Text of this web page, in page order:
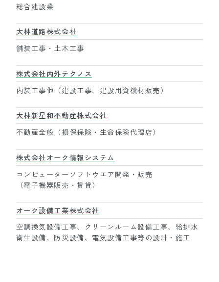
総合建設業
大林道路株式会社
舗装工事・土木工事
株式会社内外テクノス
内装工事他（建設工事、建設用資機材販売）
大林新星和不動産株式会社
不動産全般（損保保険・生命保険代理店）
株式会社オーク情報システム
コンピューターソフトウエア開発・販売
（電子機器販売・賃貸）
オーク設備工業株式会社
空調換気設備工事、クリーンルーム設備工事、給排水
衛生設備、防災設備、電気設備工事等の設計・施工